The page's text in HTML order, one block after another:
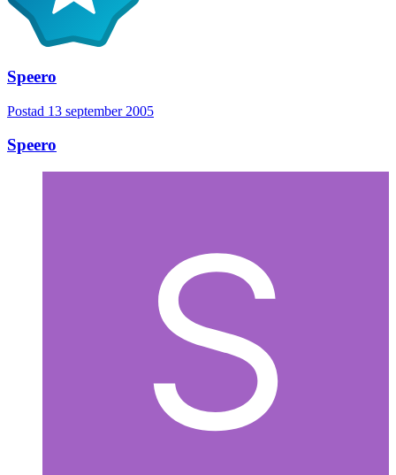
Speero
Postad 13 september 2005
Speero